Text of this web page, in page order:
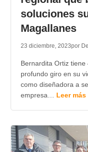
soluciones
Magallanes
23 diciembre, 2023por
Bernardita Ortiz
profundo giro en su
como diseñadora a
empresa… Leer más